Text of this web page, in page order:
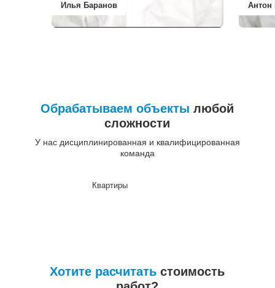
Илья Баранов Антон
Обрабатываем объекты любой
сложности
У нас дисциплинированная и квалифицированная
команда
Квартиры
Хотите расчитать стоимость